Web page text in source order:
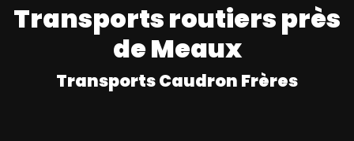
Transports routiers près
de Meaux
Transports Caudron Frères